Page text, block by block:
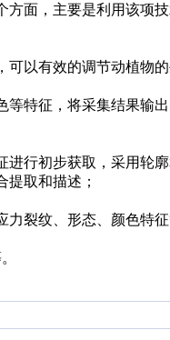
面，主要是利用该项
以有效的调节动植物
特征，将采集结果输
行初步获取，采用轮
取和描述；
裂纹、形态、颜色特